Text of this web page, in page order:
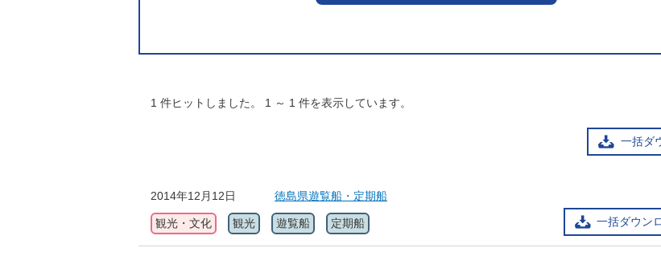
1 件ヒットしました。 1 ～ 1 件を表示しています。
一括ダ
2014年12月12日
徳島県遊覧船・定期船
一括ダウン
観光・文化 観光 遊覧船 定期船